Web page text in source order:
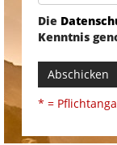
Die
Kenntnis
Abschicken
* =